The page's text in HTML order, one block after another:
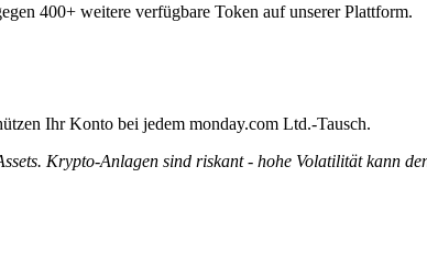
400+ weitere verfügbare Token auf unserer Plattform.
Ihr Konto bei jedem monday.com Ltd.-Tausch.
Krypto-Anlagen sind riskant - hohe Volatilität kann